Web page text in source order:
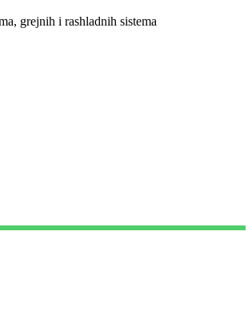
grejnih i rashladnih sistema